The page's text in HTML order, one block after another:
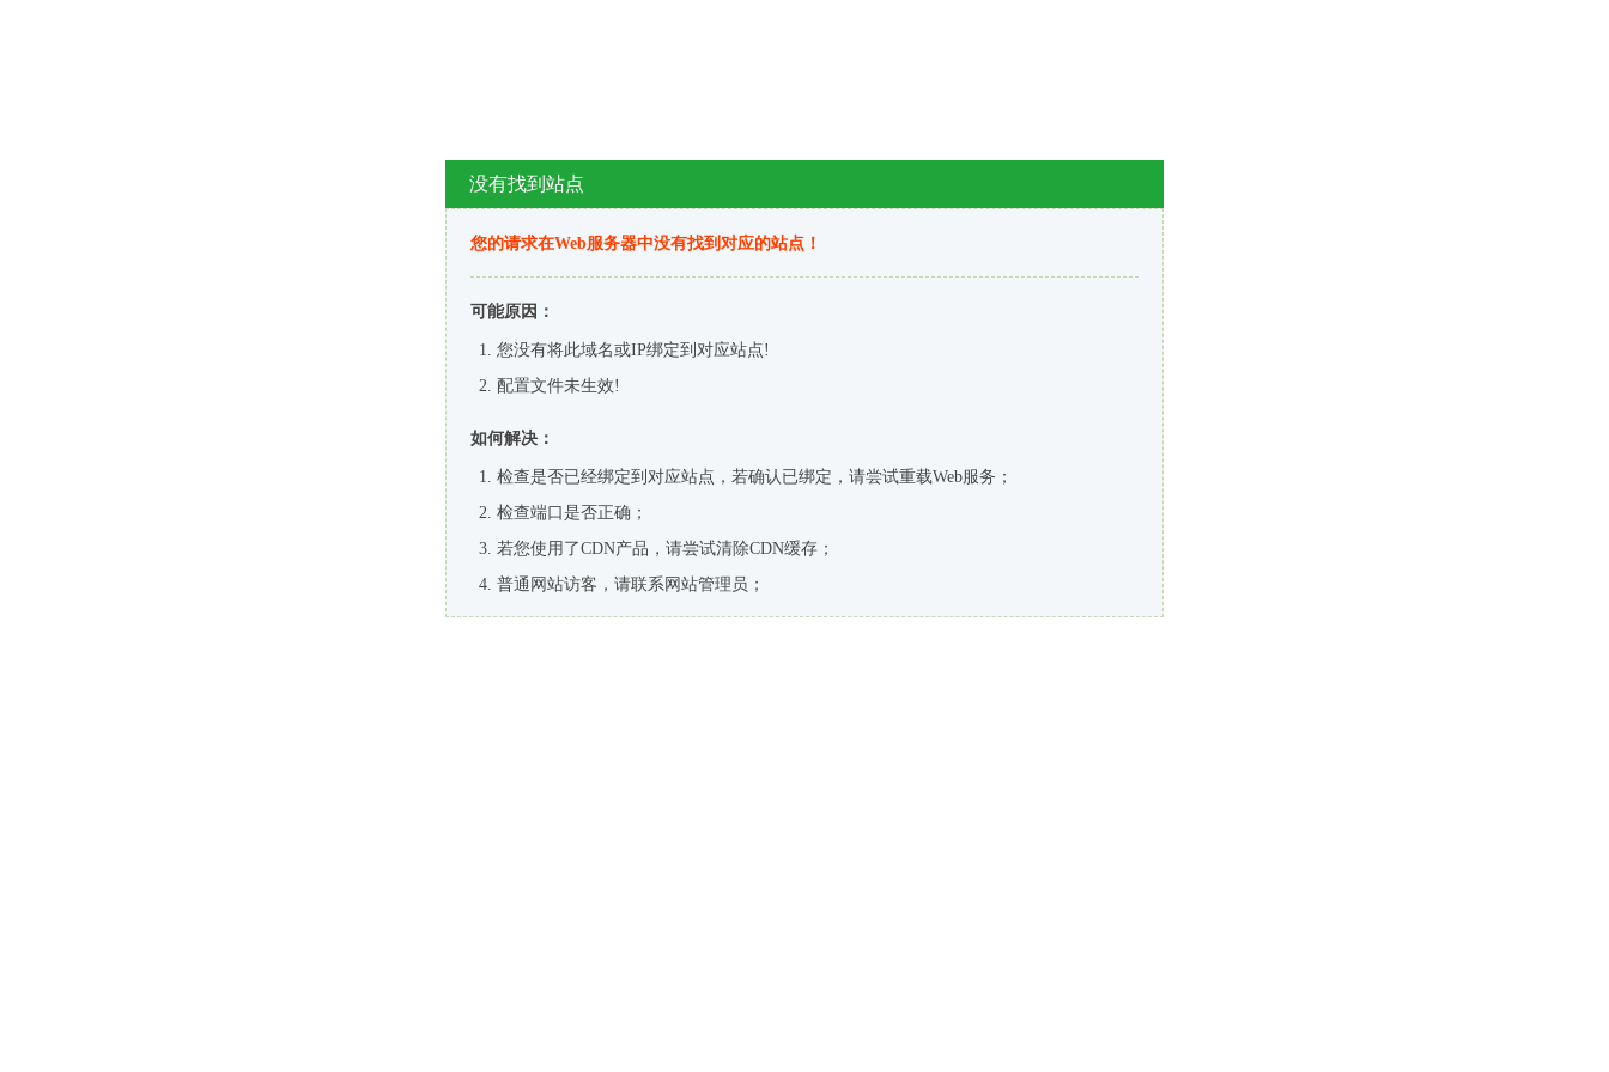
没有找到站点
您的请求在Web服务器中没有找到对应的站点！
可能原因：
您没有将此域名或IP绑定到对应站点!
配置文件未生效!
如何解决：
检查是否已经绑定到对应站点，若确认已绑定，请尝试重载Web服务；
检查端口是否正确；
若您使用了CDN产品，请尝试清除CDN缓存；
普通网站访客，请联系网站管理员；